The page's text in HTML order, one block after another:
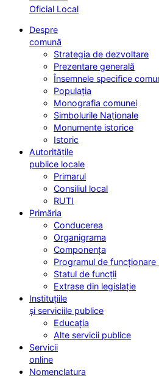
Oficial Local
Despre
comună
Strategia de dezvoltare
Prezentare generală
Însemnele specifice
Populația
Monografia comunei
Simbolurile Naționale
Monumente istorice
Istoric
Autoritățile
publice locale
Primarul
Consiliul local
RUTI
Primăria
Conducerea
Organigrama
Componența
Programul de funcționare
Statul de funcții
Extrase din legislație
Instituțiile
și serviciile publice
Educația
Alte servicii publice
Servicii
online
Nomenclatura